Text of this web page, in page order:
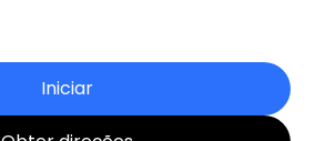
Iniciar